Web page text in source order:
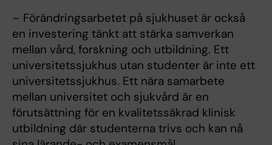
– Förändringsarbetet på sjukhuset är också
en investering tänkt att stärka samverkan
mellan vård, forskning och utbildning. Ett
universitetssjukhus utan studenter är inte ett
universitetssjukhus. Ett nära samarbete
mellan universitet och sjukvård är en
förutsättning för en kvalitetssäkrad klinisk
utbildning där studenterna trivs och kan nå